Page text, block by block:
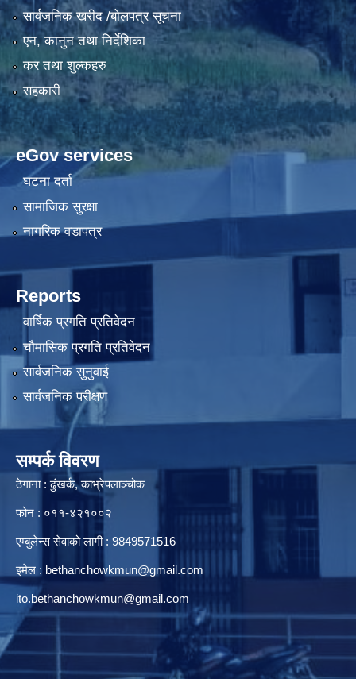
सार्वजनिक खरीद /बोलपत्र सूचना
एन, कानुन तथा निर्देशिका
कर तथा शुल्कहरु
सहकारी
eGov services
घटना दर्ता
सामाजिक सुरक्षा
नागरिक वडापत्र
Reports
वार्षिक प्रगति प्रतिवेदन
चौमासिक प्रगति प्रतिवेदन
सार्वजनिक सुनुवाई
सार्वजनिक परीक्षण
सम्पर्क विवरण
ठेगाना : ढुंखर्क, काभ्रेपलाञ्चोक
फोन : ०११-४२१००२
एम्बुलेन्स सेवाको लागी : 9849571516
इमेल : bethanchowkmun@gmail.com
ito.bethanchowkmun@gmail.com